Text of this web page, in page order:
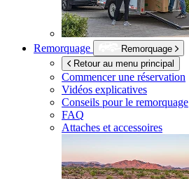
Remorquage
Remorquage
Retour au menu principal
Commencer une réservation
Vidéos explicatives
Conseils pour le remorquage
FAQ
Attaches et accessoires